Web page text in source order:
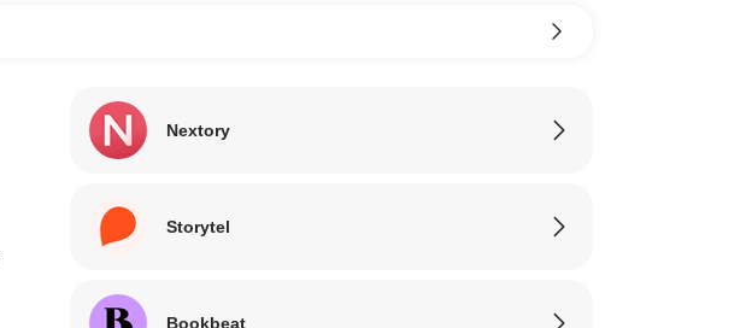
Nextory
Storytel
Bookbeat